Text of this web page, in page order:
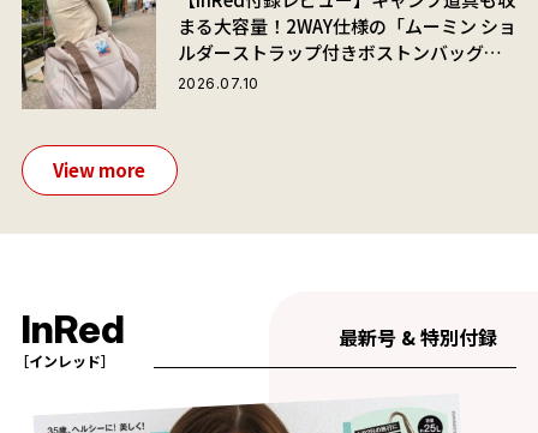
まる大容量！2WAY仕様の「ムーミン ショ
ルダーストラップ付きボストンバッグ」
が夏旅におすすめな理由
2026.07.10
View more
InRed
［インレッド］
最新号 & 特別付録